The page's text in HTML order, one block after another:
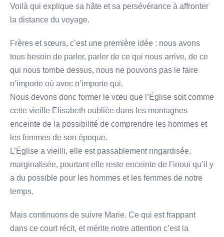
Voilà qui explique sa hâte et sa persévérance à affronter
la distance du voyage.
Frères et sœurs, c’est une première idée : nous avons
tous besoin de parler, parler de ce qui nous arrive, de ce
qui nous tombe dessus, nous ne pouvons pas le faire
n’importe où avec n’importe qui.
Nous devons donc former le vœu que l’Église soit comme
cette vieille Elisabeth oubliée dans les montagnes
enceinte de la possibilité de comprendre les hommes et
les femmes de son époque.
L’Église a vieilli, elle est passablement ringardisée,
marginalisée, pourtant elle reste enceinte de l’inouï qu’il y
a du possible pour les hommes et les femmes de notre
temps.
Mais continuons de suivre Marie. Ce qui est frappant
dans ce court récit, et mérite notre attention c’est la